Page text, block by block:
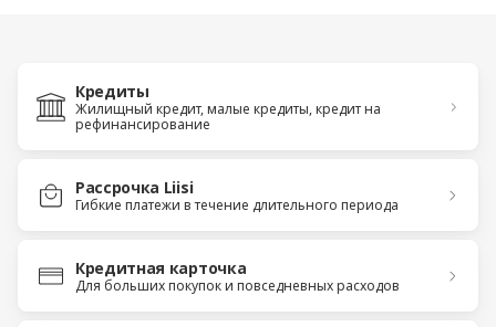
Кредиты
Жилищный кредит, малые кредиты, кредит на
рефинансированиe
Рассрочка Liisi
Гибкие платежи в течение длительного периода
Кредитная карточка
Для больших покупок и повседневных расходов